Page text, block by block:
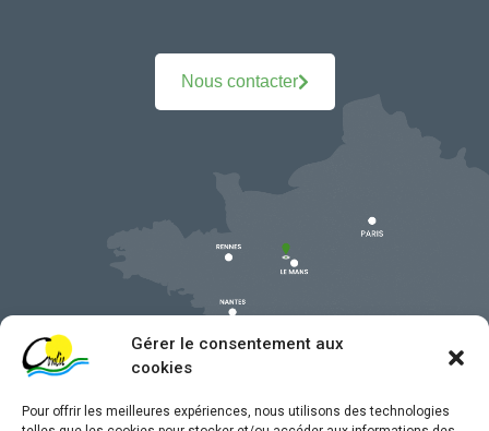
Gérer le consentement aux
cookies
Pour offrir les meilleures expériences, nous utilisons des technologies
Nous contacter